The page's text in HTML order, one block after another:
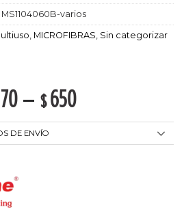
MS1104060B-varios
MICROFIBRAS Sin categorizar
– $ 650
DE ENVÍO